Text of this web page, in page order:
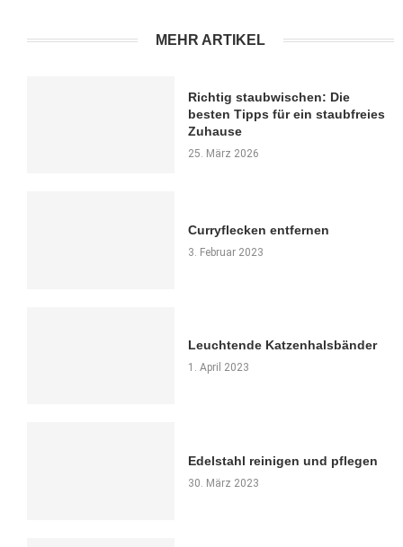
MEHR ARTIKEL
Richtig staubwischen: Die
besten Tipps für ein staubfreies
Zuhause
25. März 2026
Curryflecken entfernen
3. Februar 2023
Leuchtende Katzenhalsbänder
1. April 2023
Edelstahl reinigen und pflegen
30. März 2023